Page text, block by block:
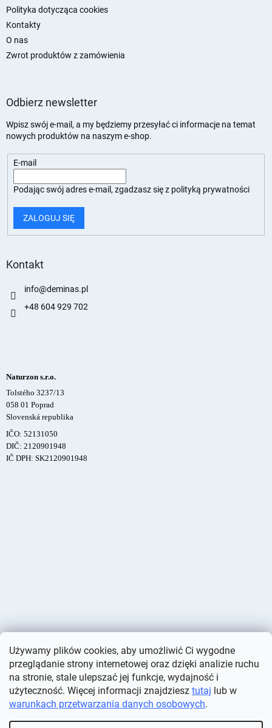
Używamy plików cookies, aby umożliwić Ci wygodne
przeglądanie strony internetowej oraz dzięki analizie ruchu
na stronie, stale ulepszać jej funkcje, wydajność i
użyteczność. Więcej informacji znajdziesz tutaj lub w
warunkach przetwarzania danych osobowych.
Polityka dotycząca cookies
Kontakty
O nas
Zwrot produktów z zamówienia
Odbierz newsletter
Wpisz swój e-mail, a my będziemy przesyłać ci informacje na temat
nowych produktów na naszym e-shop.
E-mail
Podając swój adres e-mail, zgadzasz się z polityką prywatności
ZALOGUJ SIĘ
Kontakt
info@deminas.pl
+48 604 929 702
Naturzon s.r.o.
Tolstého 3237/13
058 01 Poprad
Slovenská republika
IČO: 52131050
DIČ: 2120901948
IČ DPH: SK2120901948